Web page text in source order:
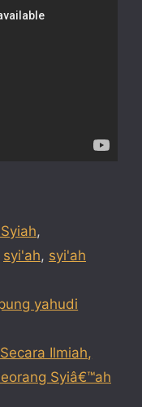
,
syi'ah, syi'ah
yahudi
Ilmiah,
Syiâ€™ah